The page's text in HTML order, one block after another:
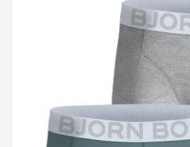
Avaa tuotekuva